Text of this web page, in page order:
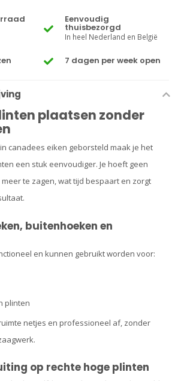
Eenvoudig
thuisbezorgd
In heel Nederland en België
7 dagen per week open
plaatsen zonder
canadees eiken geborsteld maak je het
een stuk eenvoudiger. Je hoeft geen
te zagen, wat tijd bespaart en zorgt
buitenhoeken en
en kunnen gebruikt worden voor:
plinten
netjes en professioneel af, zonder
op rechte hoge plinten